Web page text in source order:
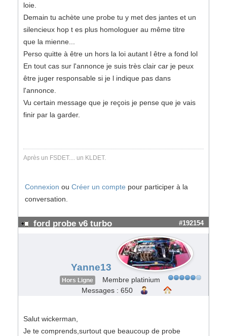
loie.
Demain tu achète une probe tu y met des jantes et un
silencieux hop t es plus homologuer au même titre
que la mienne...
Perso quitte à être un hors la loi autant l être a fond lol
En tout cas sur l'annonce je suis très clair car je peux
être juger responsable si je l indique pas dans
l'annonce.
Vu certain message que je reçois je pense que je vais
finir par la garder.
Après un FSDET.... un KLDET.
Connexion ou Créer un compte pour participer à la
conversation.
ford probe v6 turbo #192154
Yanne13
Hors Ligne
Membre platinium
Messages : 650
Salut wickerman,
Je te comprends,surtout que beaucoup de probe